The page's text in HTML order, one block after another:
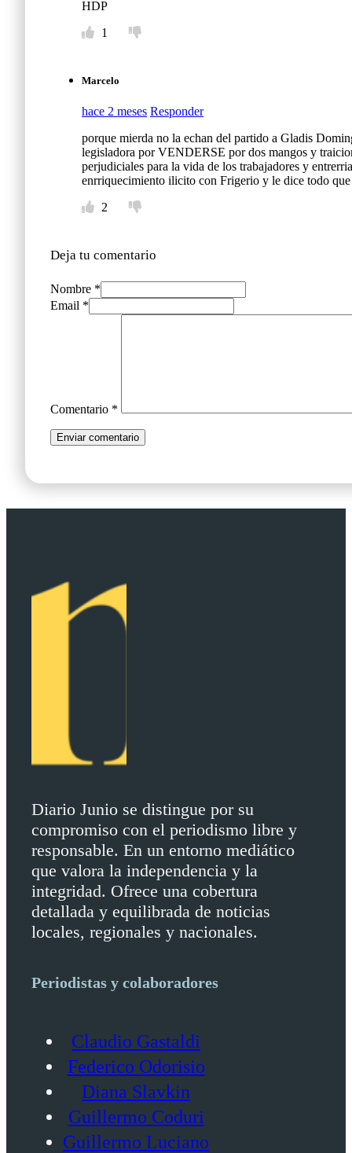
HDP
1
Marcelo
hace 2 meses Responder
porque mierda no la echan del partido a Gladis
legisladora por VENDERSE por dos mangos y
perjudiciales para la vida de los trabajadores y
enrriquecimiento ilicito con Frigerio y le dice todo
2
Deja tu comentario
Nombre *
Email *
Comentario *
Diario Junio se distingue por su
compromiso con el periodismo libre y
responsable. En un entorno mediático
que valora la independencia y la
integridad. Ofrece una cobertura
detallada y equilibrada de noticias
locales, regionales y nacionales.
Periodistas y colaboradores
Claudio Gastaldi
Federico Odorisio
Diana Slavkin
Guillermo Coduri
Guillermo Luciano